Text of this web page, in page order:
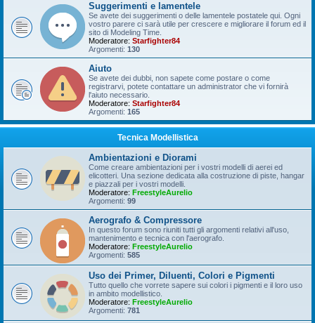
Suggerimenti e lamentele
Se avete dei suggerimenti o delle lamentele postatele qui. Ogni
vostro parere ci sarà utile per crescere e migliorare il forum ed il
sito di Modeling Time.
Moderatore: Starfighter84
Argomenti: 130
Aiuto
Se avete dei dubbi, non sapete come postare o come
registrarvi, potete contattare un administrator che vi fornirà
l'aiuto necessario.
Moderatore: Starfighter84
Argomenti: 165
Tecnica Modellistica
Ambientazioni e Diorami
Come creare ambientazioni per i vostri modelli di aerei ed
elicotteri. Una sezione dedicata alla costruzione di piste, hangar
e piazzali per i vostri modelli.
Moderatore: FreestyleAurelio
Argomenti: 99
Aerografo & Compressore
In questo forum sono riuniti tutti gli argomenti relativi all'uso,
mantenimento e tecnica con l'aerografo.
Moderatore: FreestyleAurelio
Argomenti: 585
Uso dei Primer, Diluenti, Colori e Pigmenti
Tutto quello che vorrete sapere sui colori i pigmenti e il loro uso
in ambito modellistico.
Moderatore: FreestyleAurelio
Argomenti: 781